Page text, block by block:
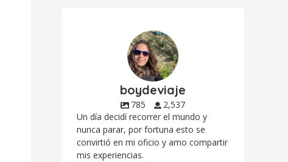
boydeviaje
785
2,537
Un día decidí recorrer el mundo y
nunca parar, por fortuna esto se
convirtió en mi oficio y amo compartir
mis experiencias.